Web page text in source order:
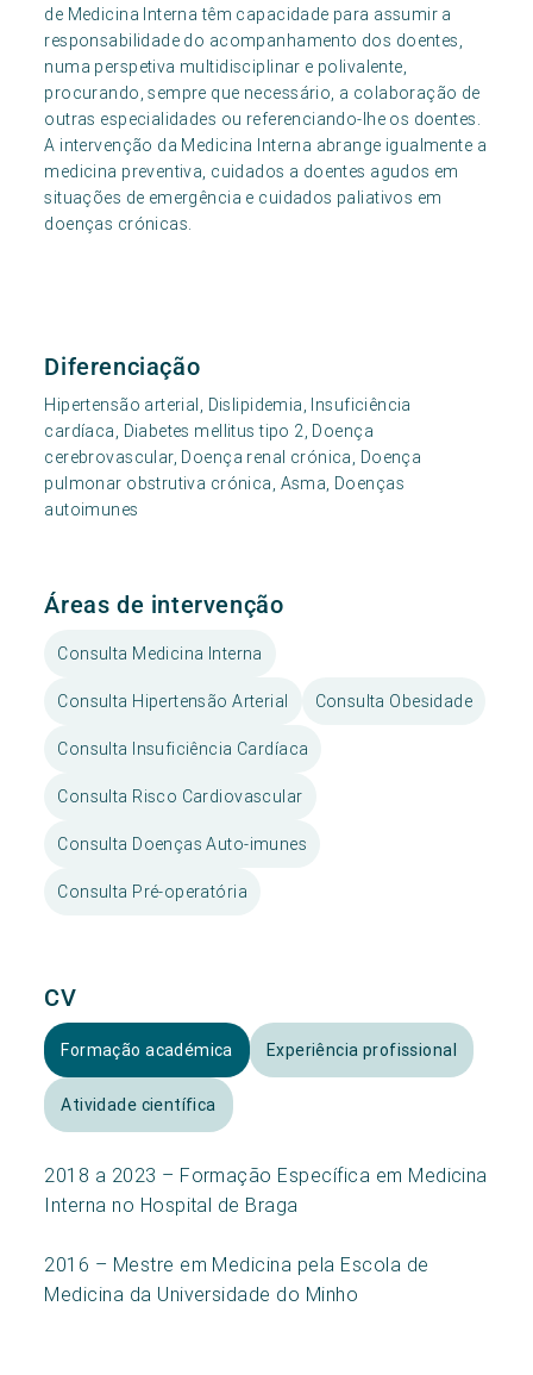
de Medicina Interna têm capacidade para assumir a
responsabilidade do acompanhamento dos doentes,
numa perspetiva multidisciplinar e polivalente,
procurando, sempre que necessário, a colaboração de
outras especialidades ou referenciando-lhe os doentes.
A intervenção da Medicina Interna abrange igualmente a
medicina preventiva, cuidados a doentes agudos em
situações de emergência e cuidados paliativos em
doenças crónicas.
Diferenciação
Hipertensão arterial, Dislipidemia, Insuficiência
cardíaca, Diabetes mellitus tipo 2, Doença
cerebrovascular, Doença renal crónica, Doença
pulmonar obstrutiva crónica, Asma, Doenças
autoimunes
Áreas de intervenção
Consulta Medicina Interna
Consulta Hipertensão Arterial Consulta Obesidade
Consulta Insuficiência Cardíaca
Consulta Risco Cardiovascular
Consulta Doenças Auto-imunes
Consulta Pré-operatória
CV
Formação académica Experiência profissional
Atividade científica
2018 a 2023 – Formação Específica em Medicina
Interna no Hospital de Braga
2016 – Mestre em Medicina pela Escola de
Medicina da Universidade do Minho